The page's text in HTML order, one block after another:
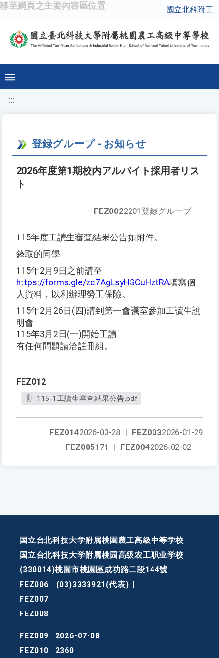
移至網頁之主要內容區位置 國立北科附工
:::
登録グループ - お知らせ
2026年度第1期校内アルバイト採用者リス
ト
FEZ0022201登録グループ |
115年度工讀生審查結果公告如附件。
錄取的同學
115年2月9日之前請至
https://forms.gle/zc7AgLsyHSCuHztRA填寫個
人資料，以利辦理勞工保險。
115年2月26日(四)請到第一會議室參加工讀生說
明會
115年3月2日(一)開始工讀
有任何問題請洽註冊組。
FEZ012
115-1工讀生審查結果公告.pdf
FEZ0032026-01-29
FEZ0142026-03-28 |
FEZ0042026-02-02 |
FEZ005171 |
国立台北科技大学附属桃園農工高級中等学校
国立台北科技大学附属桃园高级农工职业学校
(330014)桃園市桃園區成功路二段144號
FEZ006
(03)3333921(代表)
FEZ007
FEZ008
FEZ009
2026-07-08
FEZ010
2360